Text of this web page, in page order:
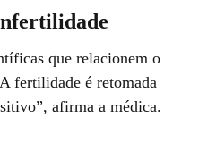
que relacionem o
fertilidade é retomada
afirma a médica.